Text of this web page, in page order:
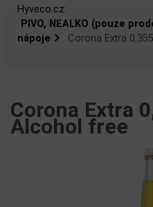
Hyveco.cz:
PIVO, NEALKO (pouze
nápoje
Corona Extra
Corona Extra
Alcohol free